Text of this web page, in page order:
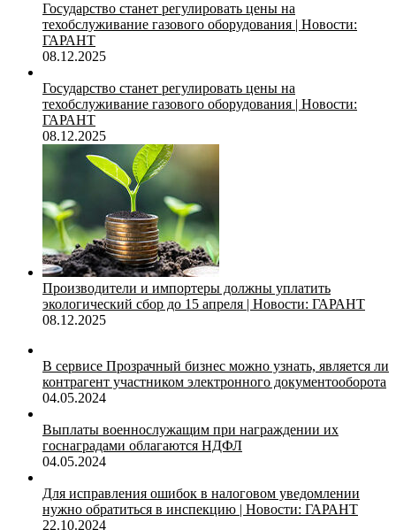
Государство станет регулировать цены на
техобслуживание газового оборудования | Новости:
ГАРАНТ
08.12.2025
Государство станет регулировать цены на
техобслуживание газового оборудования | Новости:
ГАРАНТ
08.12.2025
Производители и импортеры должны уплатить
экологический сбор до 15 апреля | Новости: ГАРАНТ
08.12.2025
В сервисе Прозрачный бизнес можно узнать, является ли
контрагент участником электронного документооборота
04.05.2024
Выплаты военнослужащим при награждении их
госнаградами облагаются НДФЛ
04.05.2024
Для исправления ошибок в налоговом уведомлении
нужно обратиться в инспекцию | Новости: ГАРАНТ
22.10.2024